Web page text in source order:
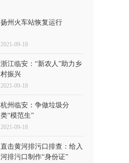
扬州火车站恢复运行
2021-09-18
浙江临安：“新农人”助力乡
村振兴
2021-09-18
杭州临安：争做垃圾分
类“模范生”
2021-09-18
直击黄河排污口排查：给入
河排污口制作“身份证”